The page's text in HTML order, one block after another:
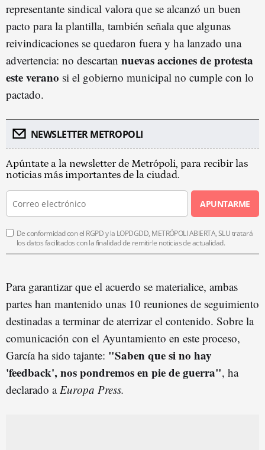
representante sindical valora que se alcanzó un buen
pacto para la plantilla, también señala que algunas
reivindicaciones se quedaron fuera y ha lanzado una
advertencia: no descartan nuevas acciones de protesta
este verano si el gobierno municipal no cumple con lo
pactado.
NEWSLETTER METROPOLI
Apúntate a la newsletter de Metrópoli, para recibir las
noticias más importantes de la ciudad.
APUNTARME
De conformidad con el RGPD y la LOPDGDD, METRÓPOLI ABIERTA, SLU tratará
los datos facilitados con la finalidad de remitirle noticias de actualidad.
Para garantizar que el acuerdo se materialice, ambas
partes han mantenido unas 10 reuniones de seguimiento
destinadas a terminar de aterrizar el contenido. Sobre la
comunicación con el Ayuntamiento en este proceso,
García ha sido tajante: "Saben que si no hay
'feedback', nos pondremos en pie de guerra", ha
declarado a Europa Press.